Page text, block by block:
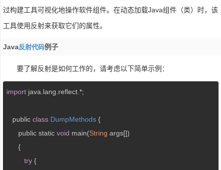
过构建工具可视化地操作软件组件。在动态加载Java组件（类）时，该
工具使用反射来获取它们的属性。
Java反射代码例子
要了解反射是如何工作的，请考虑以下简单示例：
import java.lang.reflect.*;
   public
class DumpMethods {
      public static
void main(String args[])
      {
try {